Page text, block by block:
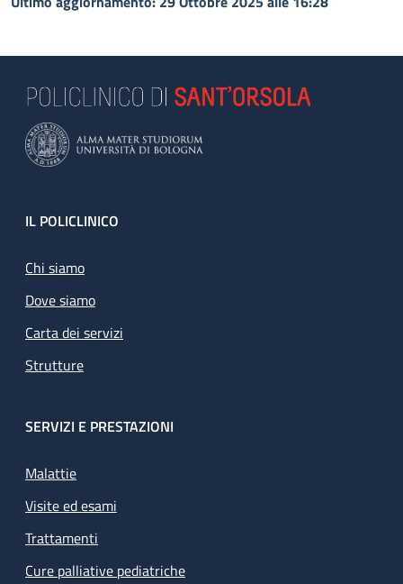
Footer
IL POLICLINICO
Chi siamo
Dove siamo
Carta dei servizi
Strutture
SERVIZI E PRESTAZIONI
Malattie
Visite ed esami
Trattamenti
Cure palliative pediatriche